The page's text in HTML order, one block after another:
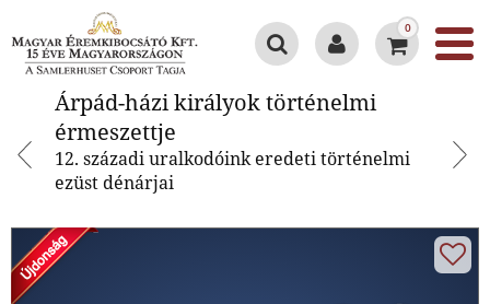
0
Árpád-házi királyok történelmi
érmeszettje
12. századi uralkodóink eredeti történelmi
ezüst dénárjai
Árpád-házi királyok történelmi
érmeszettje